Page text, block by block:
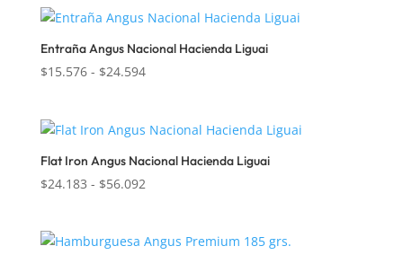
desde
$18.831
Entraña Angus Nacional Hacienda Liguai
$15.576 - $24.594Rango
desde
$15.576
Flat Iron Angus Nacional Hacienda Liguai
$24.183 - $56.092Rango
desde